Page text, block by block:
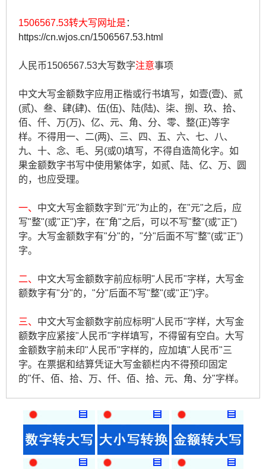
1506567.53转大写网址是 ：
https://cn.wjos.cn/1506567.53.html
人民币1506567.53大写数字注意事项
中文大写金额数字应用正楷或行书填写，如壹(壹)、贰
(贰)、叁、肆(肆)、伍(伍)、陆(陆)、柒、捌、玖、拾、
佰、仟、万(万)、亿、元、角、分、零、整(正)等字
样。不得用一、二(两)、三、四、五、六、七、八、
九、十、念、毛、另(或0)填写，不得自造简化字。如
果金额数字书写中使用繁体字，如贰、陆、亿、万、圆
的，也应受理。
一、 中文大写金额数字到"元"为止的，在"元"之后，应
写"整"(或"正")字，在"角"之后，可以不写"整"(或"正")
字。大写金额数字有"分"的，"分"后面不写"整"(或"正")
字。
二、 中文大写金额数字前应标明"人民币"字样，大写金
额数字有"分"的，"分"后面不写"整"(或"正")字。
三、 中文大写金额数字前应标明"人民币"字样，大写金
额数字应紧接"人民币"字样填写，不得留有空白。大写
金额数字前未印"人民币"字样的，应加填"人民币"三
字。在票据和结算凭证大写金额栏内不得预印固定
的"仟、佰、拾、万、仟、佰、拾、元、角、分"字样。